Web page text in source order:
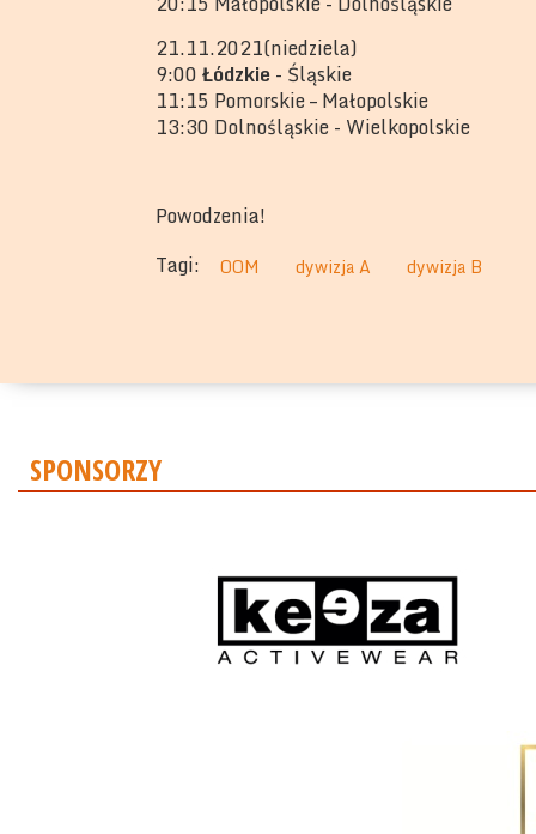
21.11.2021(niedziela)
9:00Łódzkie- Śląskie
11:15 Pomorskie – Małopolskie
13:30 Dolnośląskie - Wielkopolskie
Powodzenia!
Tagi:
OOM dywizja A dywizja B
SPONSORZY